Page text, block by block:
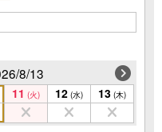
8/13
11 (火) 12 (水) 13 (木)